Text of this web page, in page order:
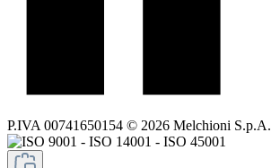
P.IVA 00741650154 © 2026 Melchioni S.p.A.